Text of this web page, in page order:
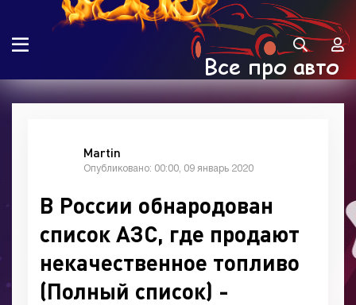
Martin
Опубликовано: 00:00, 09 январь 2020
В России обнародован
список АЗС, где продают
некачественное топливо
(Полный список) -